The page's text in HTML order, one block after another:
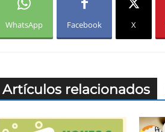
WhatsApp Facebook X
Artículos relacionados